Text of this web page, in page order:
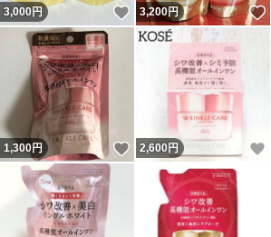
3,000円 いいね！
3,200円
1,300円 いいね！
2,600円